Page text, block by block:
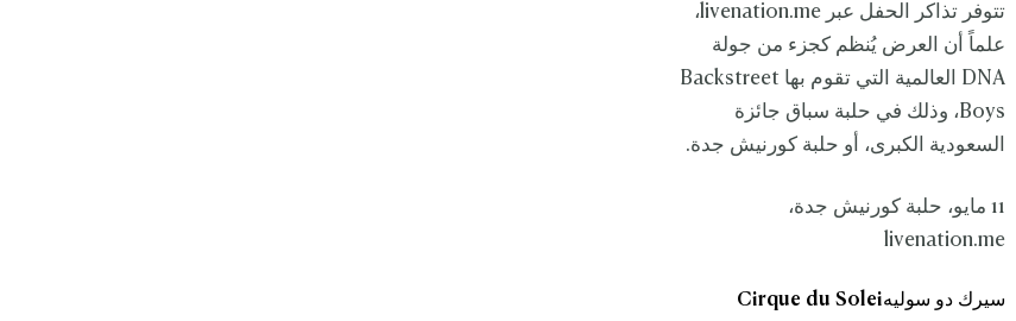
تتوفر تذاكر الحفل عبر livenation.me،
علماً أن العرض يُنظم كجزء من جولة
DNA العالمية التي تقوم بها Backstreet
Boys، وذلك في حلبة سباق جائزة
السعودية الكبرى، أو حلبة كورنيش جدة.
11 مايو، حلبة كورنيش جدة،
livenation.me
سيرك دو سوليهCirque du Solei